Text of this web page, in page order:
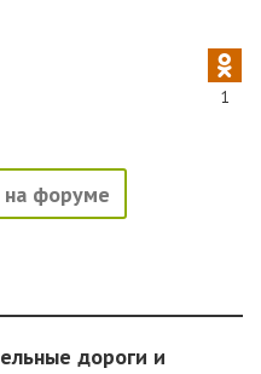
1
на форуме
дороги и